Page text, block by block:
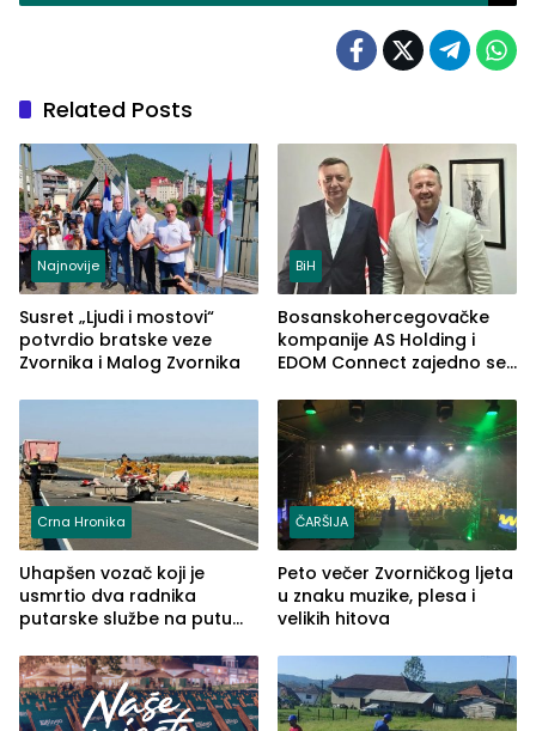
Related Posts
Najnovije
Susret „Ljudi i mostovi“
potvrdio bratske veze
Zvornika i Malog Zvornika
BiH
Bosanskohercegovačke
kompanije AS Holding i
EDOM Connect zajedno se
Crna Hronika
Uhapšen vozač koji je
usmrtio dva radnika
putarske službe na putu
(FOTO)
ČARŠIJA
Peto večer Zvorničkog ljeta
u znaku muzike, plesa i
velikih hitova